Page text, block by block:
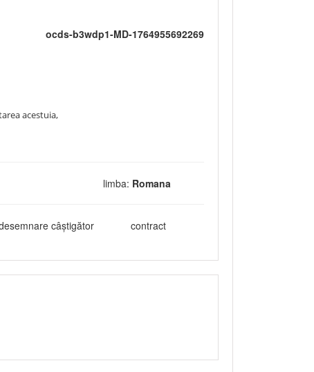
ocds-b3wdp1-MD-1764955692269
acestuia,
limba: Romana
câștigător contract